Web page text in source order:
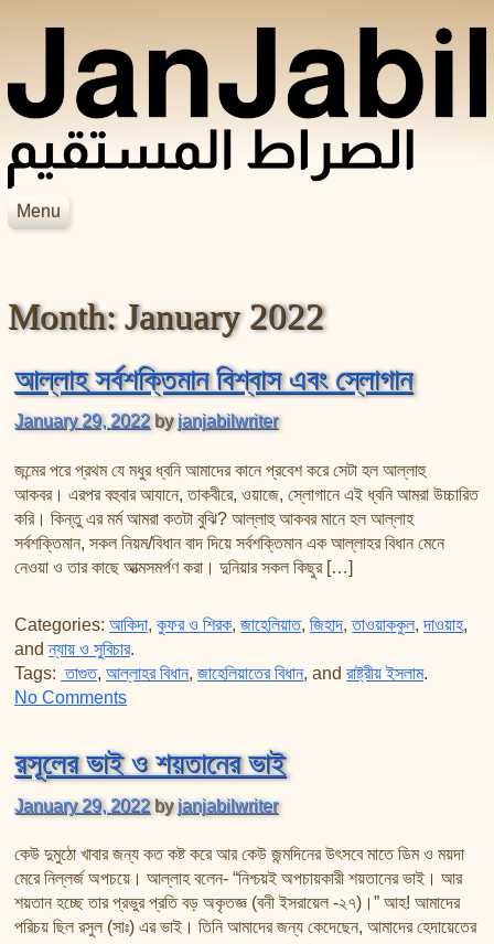
Menu
Books
সহীহ বুখারী শরীফ
সহীহ মুসলিম শরীফ
আসহাবে রাসূলের জীবনকথা
শায়েখ জসিম উদ্দিন রহমানির বইসমূহ
শায়েখ সালেহ আল মুনাজ্জিদের বইসমূহ
আল বিদায়া ওয়ান নিহায়া
তাফসির ফি জিলালিল কোরআন
শায়খ আহমদ মুসা জিবরীলের বই সমূহ
Month:January 2022
আল্লাহ সর্বশক্তিমান বিশ্বাস এবং স্লোগান
January 29, 2022 byjanjabilwriter
জন্মের পরে প্রথম যে মধুর ধ্বনি আমাদের কানে প্রবেশ করে সেটা হল আল্লাহু
আকবর। এরপর বহুবার আযানে, তাকবীরে, ওয়াজে, স্লোগানে এই ধ্বনি আমরা উচ্চারিত
করি। কিন্তু এর মর্ম আমরা কতটা বুঝি? আল্লাহু আকবর মানে হল আল্লাহ
সর্বশক্তিমান, সকল নিয়ম/বিধান বাদ দিয়ে সর্বশক্তিমান এক আল্লাহর বিধান মেনে
নেওয়া ও তার কাছে আত্মসমর্পণ করা। দুনিয়ার সকল কিছুর […]
Categories: আকিদা,কুফর ও শিরক,জাহেলিয়াত,জিহাদ,তাওয়াককুল,দাওয়াহ,
andন্যায় ও সুবিচার.
Tags: তাগুত,আল্লাহর বিধান,জাহেলিয়াতের বিধান, andরাষ্ট্রীয় ইসলাম.
No Commentson আল্লাহ সর্বশক্তিমান বিশ্বাস এবং স্লোগান
রসূলের ভাই ও শয়তানের ভাই
January 29, 2022 byjanjabilwriter
কেউ দুমুঠো খাবার জন্য কত কষ্ট করে আর কেউ জন্মদিনের উৎসবে মাতে ডিম ও ময়দা
মেরে নিল্লর্জ অপচয়ে। আল্লাহ বলেন- “নিশ্চয়ই অপচায়কারী শয়তানের ভাই। আর
শয়তান হচ্ছে তার প্রভুর প্রতি বড় অকৃতজ্ঞ (বনী ইসরায়েল -২৭)।” আহ! আমাদের
পরিচয় ছিল রসুল (সাঃ) এর ভাই। তিনি আমাদের জন্য কেদেছেন, আমাদের হেদায়েতের